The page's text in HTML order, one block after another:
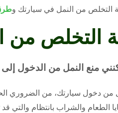
التخلص من النمل في سيارتك و
التخلص من
منع النمل من الدخول
من دخول سيارتك، من الضروري
الطعام والشراب بانتظام والتي